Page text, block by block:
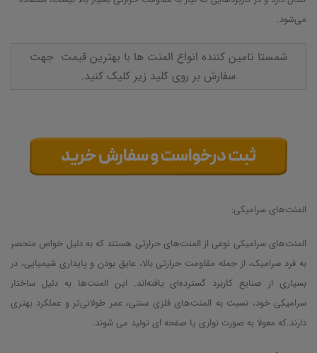
می‌شود.
شمستا تامین کننده انواع المنت ها با بهترین قیمت جهت
سفارش بر روی کلید زیر کلیک کنید.
المنت‌های سرامیکی:
المنت‌های سرامیکی نوعی از المنت‌های حرارتی هستند که به دلیل خواص منحصر
به فرد سرامیک، از جمله مقاومت حرارتی بالا، عایق بودن و پایداری شیمیایی، در
بسیاری از صنایع کاربرد گسترده‌ای یافته‌اند. این المنت‌ها به دلیل ساختار
سرامیکی خود، نسبت به المنت‌های فلزی سنتی، عمر طولانی‌تر و عملکرد بهتری
دارند.که معولا به صورت نواری یا صفحه ای تولید می شوند.